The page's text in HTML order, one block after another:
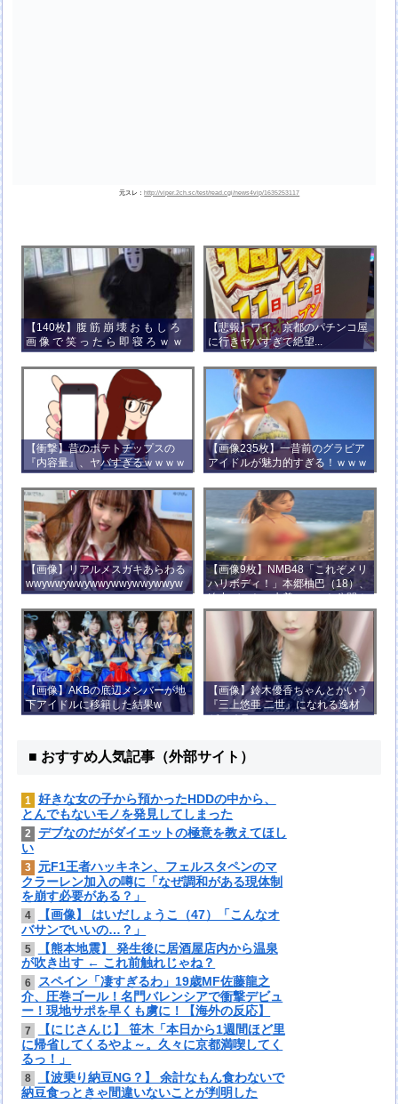
元スレ：http://viper.2ch.sc/test/read.cgi/news4vip/1635253117
【140枚】腹 筋 崩 壊 お も し ろ
画 像 で 笑 っ た ら 即 寝 ろ ｗ ｗ
ｗ ｗ ｗ ｗ ｗ ｗ ｗ ｗ ｗ ｗ
【悲報】ワイ、京都のパチンコ屋
に行きヤバすぎて絶望...
【衝撃】昔のポテトチップスの
『内容量』、ヤバすぎるｗｗｗｗ
ｗｗｗｗ
【画像235枚】一昔前のグラビア
アイドルが魅力的すぎる！ｗｗｗ
【画像】リアルメスガキあらわる
wwywwywwywwywwywwywwyw
wywwy
【画像9枚】NMB48「これぞメリ
ハリボディ！」本郷柚巴（18）、
迫力バストの水着ショット公開！
【画像】AKBの底辺メンバーが地
下アイドルに移籍した結果w
【画像】鈴木優香ちゃんとかいう
『三上悠亜 二世』になれる逸材
がコチラ
■ おすすめ人気記事（外部サイト）
1
好きな女の子から預かったHDDの中から、
とんでもないモノを発見してしまった
2 デブなのだがダイエットの極意を教えてほし
い
3
元F1王者ハッキネン、フェルスタペンのマ
クラーレン加入の噂に「なぜ調和がある現体制
を崩す必要がある？」
4
【画像】 はいだしょうこ（47）「こんなオ
バサンでいいの…？」
5
【熊本地震】 発生後に居酒屋店内から温泉
が吹き出す ← これ前触れじゃね？
6
スペイン「凄すぎるわ」19歳MF佐藤龍之
介、圧巻ゴール！名門バレンシアで衝撃デビュ
ー！現地サポを早くも虜に！【海外の反応】
7
【にじさんじ】 笹木「本日から1週間ほど里
に帰省してくるやよ～。久々に京都満喫してく
るっ！」
8
【波乗り納豆NG？】 余計なもん食わないで
納豆食っときゃ間違いないことが判明した